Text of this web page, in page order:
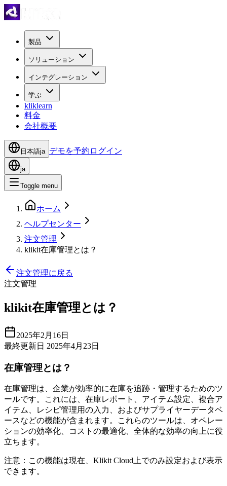
製品
ソリューション
インテグレーション
学ぶ
kliklearn
料金
会社概要
日本語ja デモを予約 ログイン
ja
Toggle menu
ホーム
ヘルプセンター
注文管理
klikit在庫管理とは？
注文管理に戻る
注文管理
klikit在庫管理とは？
2025年2月16日
最終更新日 2025年4月23日
在庫管理とは？
在庫管理は、企業が効率的に在庫を追跡・管理するためのツ
ールです。これには、在庫レポート、アイテム設定、複合ア
イテム、レシピ管理用の入力、およびサプライヤーデータベ
ースなどの機能が含まれます。これらのツールは、オペレー
ションの効率化、コストの最適化、全体的な効率の向上に役
立ちます。
注意：この機能は現在、Klikit Cloud上でのみ設定および表示
できます。